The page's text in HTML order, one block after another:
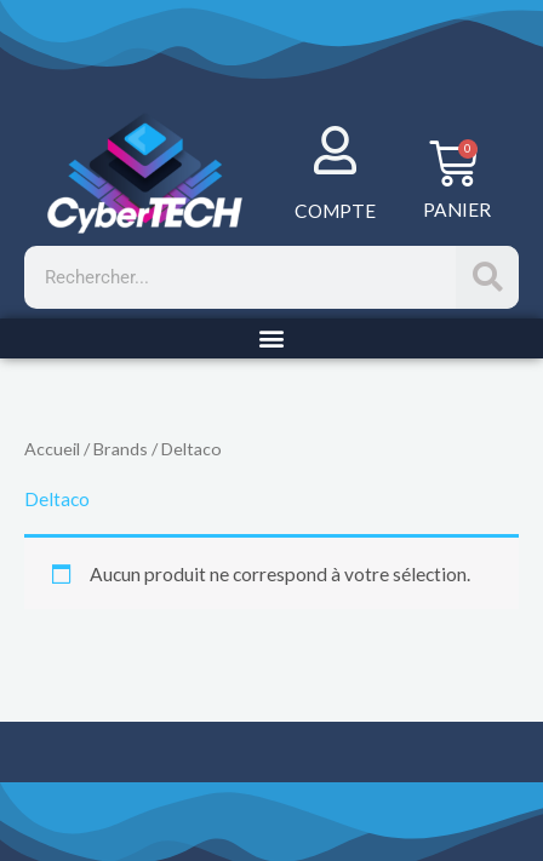
Aller
au
COMPTE
0
PANIER
Rechercher
Accueil / Brands / Deltaco
Deltaco
Aucun produit ne correspond à votre sélection.